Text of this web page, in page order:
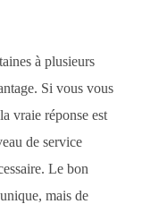
à plusieurs
Si vous vous
vraie réponse est
de service
Le bon
mais de